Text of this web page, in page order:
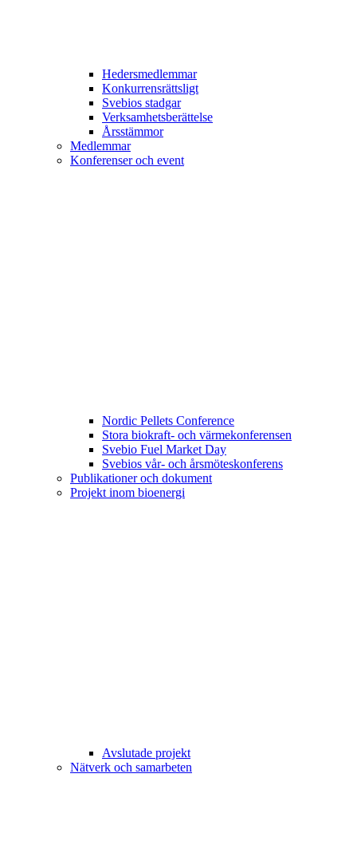
Hedersmedlemmar
Konkurrensrättsligt
Svebios stadgar
Verksamhetsberättelse
Årsstämmor
Medlemmar
Konferenser och event
Nordic Pellets Conference
Stora biokraft- och värmekonferensen
Svebio Fuel Market Day
Svebios vår- och årsmöteskonferens
Publikationer och dokument
Projekt inom bioenergi
Avslutade projekt
Nätverk och samarbeten